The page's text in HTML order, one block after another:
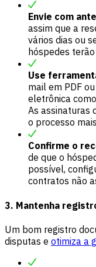
Envie com
assim que a
vários dias ou
hóspedes
Use
mail em PDF
eletrônica
As assinaturas
o processo
Confirme o
de que o
possível,
contratos não
3. Mantenha
Um bom registro
disputas e otimiza a